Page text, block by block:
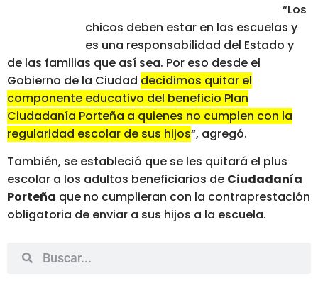
“Los
chicos deben estar en las escuelas y
es una responsabilidad del Estado y
de las familias que así sea. Por eso desde el
Gobierno de la Ciudad decidimos quitar el
componente educativo del beneficio Plan
Ciudadanía Porteña a quienes no cumplen con la
regularidad escolar de sus hijos“, agregó.
También, se estableció que se les quitará el plus
escolar a los adultos beneficiarios de Ciudadanía
Porteña que no cumplieran con la contraprestación
obligatoria de enviar a sus hijos a la escuela.